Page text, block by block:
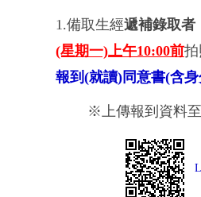
1.備取生經遞補錄取者
(星期一)上午10:00前拍
報到(就讀)同意書(含
※上傳報到資料至